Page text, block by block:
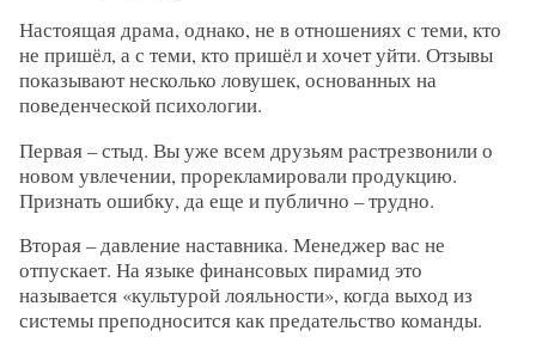
Настоящая драма, однако, не в отношениях с теми, кто
не пришёл, а с теми, кто пришёл и хочет уйти. Отзывы
показывают несколько ловушек, основанных на
поведенческой психологии.
Первая – стыд. Вы уже всем друзьям растрезвонили о
новом увлечении, прорекламировали продукцию.
Признать ошибку, да еще и публично – трудно.
Вторая – давление наставника. Менеджер вас не
отпускает. На языке финансовых пирамид это
называется «культурой лояльности», когда выход из
системы преподносится как предательство команды.